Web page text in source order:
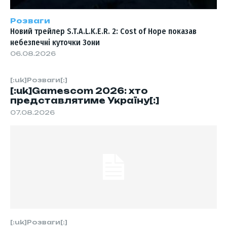
[:uk]Розваги[:]
[:uk]Gamescom 2026: хто
представлятиме Україну[:]
07.08.2026
[:uk]Розваги[:]
Розваги
Новий трейлер S.T.A.L.K.E.R. 2: Cost of Hope показав
небезпечні куточки Зони
06.08.2026